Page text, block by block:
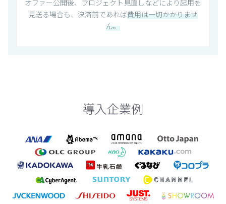
オファー公開後、プロジェクト見直しなどにより起用を
見送る場合も、決済前であれば費用は一切かかりませ
ん。
導入企業例